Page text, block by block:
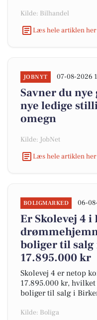
Kilde: Bilhandel
Læs hele artiklen her
JOBNYT 07-08-2026
Savner du
nye ledige
omegn
Kilde: JobNet
Læs hele artiklen her
BOLIGMARKED 06-
Er Skolevej 4
boliger til
17.895.000 kr
Skolevej 4 er netop
17.895.000 kr,
boliger til salg i
Kilde: Boliga